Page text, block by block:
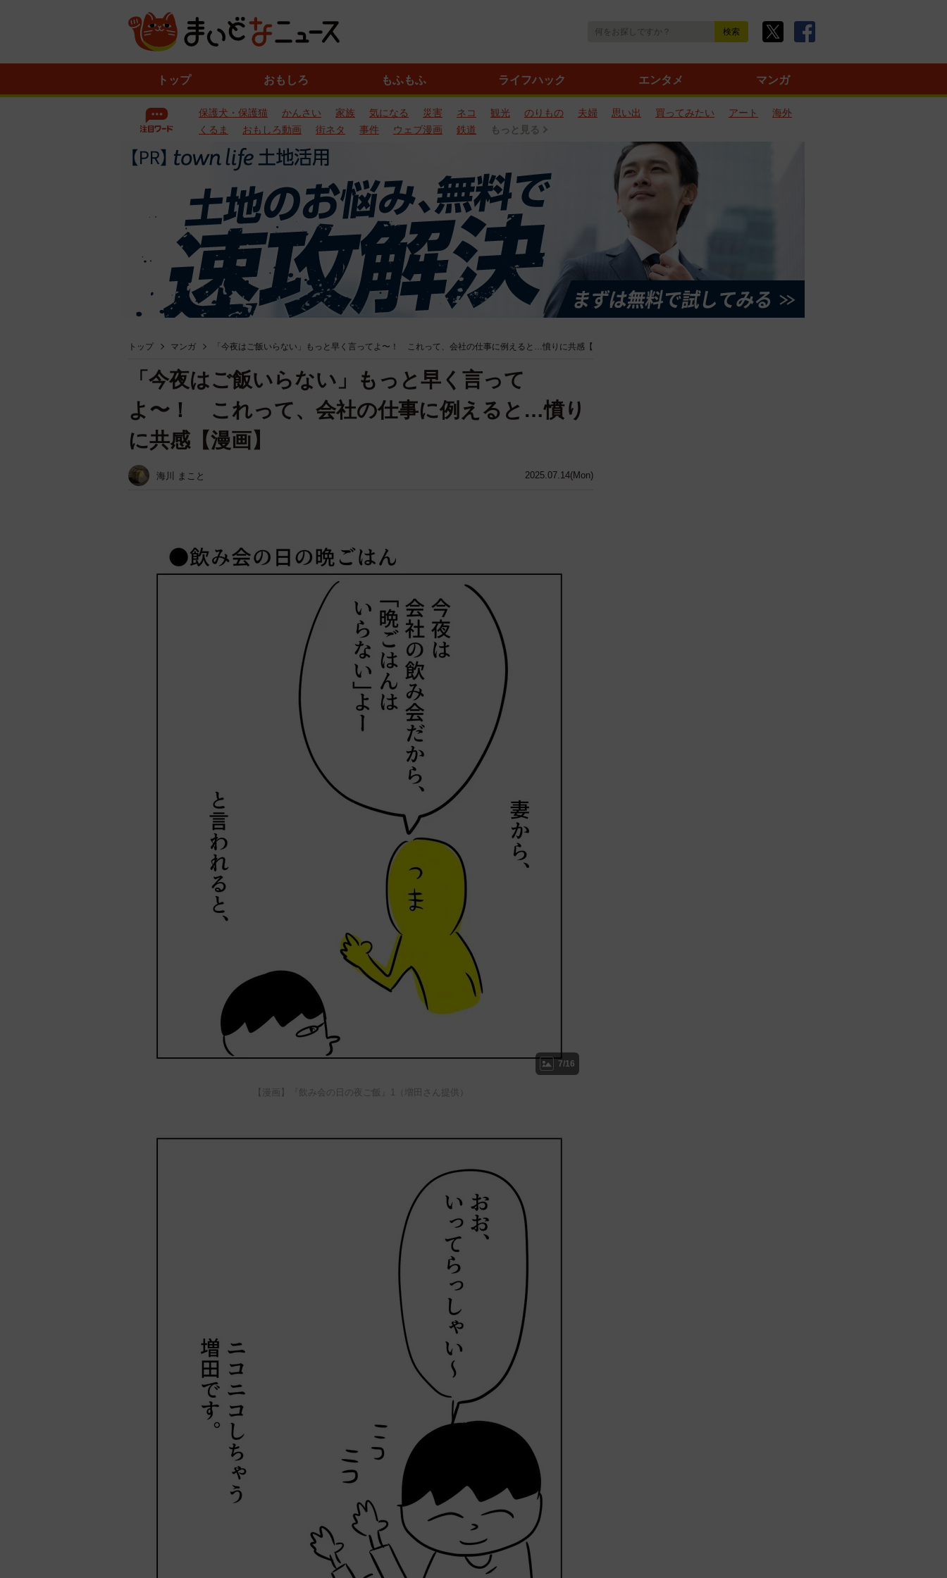
トップ おもしろ もふもふ ライフハック エンタメ マンガ
保護犬・保護猫 かんさい 家族 気になる 災害 ネコ 観光 のりもの 夫婦 思い出 買ってみたい アート
海外
くるま
おもしろ動画 街ネタ 事件 ウェブ漫画 鉄道 もっと見る
トップ マンガ 「今夜はご飯いらない」もっと早く言ってよ〜！ これって、会社の仕事に例えると…憤りに共感【
2025.07.14(Mon)
「今夜はご飯いらない」もっと早く言って
よ〜！ これって、会社の仕事に例えると…憤り
に共感【漫画】
海川 まこと
7/16
【漫画】『飲み会の日の夜ご飯』1（増田さん提供）